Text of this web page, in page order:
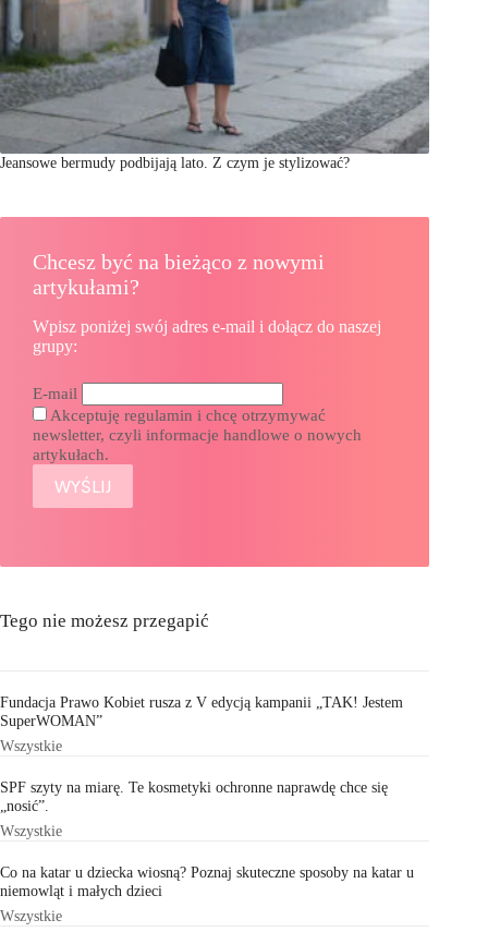
Jeansowe bermudy podbijają lato. Z czym je stylizować?
Chcesz być na bieżąco z nowymi
artykułami?
Wpisz poniżej swój adres e-mail i dołącz do naszej
grupy:
E-mail
Akceptuję regulamin i chcę otrzymywać
newsletter, czyli informacje handlowe o nowych
artykułach.
Tego nie możesz przegapić
Fundacja Prawo Kobiet rusza z V edycją kampanii „TAK! Jestem
SuperWOMAN”
Wszystkie
SPF szyty na miarę. Te kosmetyki ochronne naprawdę chce się
„nosić”.
Wszystkie
Co na katar u dziecka wiosną? Poznaj skuteczne sposoby na katar u
niemowląt i małych dzieci
Wszystkie